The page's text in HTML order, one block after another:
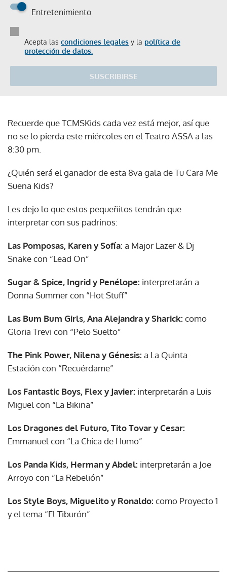
Entretenimiento
Acepta las condiciones legales y la política de
protección de datos.
SUSCRIBIRSE
Recuerde que TCMSKids cada vez está mejor, así que
no se lo pierda este miércoles en el Teatro ASSA a las
8:30 pm.
¿Quién será el ganador de esta 8va gala de Tu Cara Me
Suena Kids?
Les dejo lo que estos pequeñitos tendrán que
interpretar con sus padrinos:
Las Pomposas, Karen y Sofía: a Major Lazer & Dj
Snake con “Lead On”
Sugar & Spice, Ingrid y Penélope: interpretarán a
Donna Summer con “Hot Stuff”
Las Bum Bum Girls, Ana Alejandra y Sharick: como
Gloria Trevi con “Pelo Suelto”
The Pink Power, Nilena y Génesis: a La Quinta
Estación con “Recuérdame”
Los Fantastic Boys, Flex y Javier: interpretarán a Luis
Miguel con “La Bikina”
Los Dragones del Futuro, Tito Tovar y Cesar:
Emmanuel con “La Chica de Humo”
Los Panda Kids, Herman y Abdel: interpretarán a Joe
Arroyo con “La Rebelión”
Los Style Boys, Miguelito y Ronaldo: como Proyecto 1
y el tema “El Tiburón”